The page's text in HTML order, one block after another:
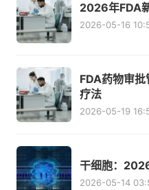
2026年FDA
2026-05-16
FDA药物审
疗法
2026-05-19
干细胞：
2026-05-14